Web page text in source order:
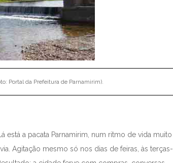
Portal da Prefeitura de Parnamirim).
está a pacata Parnamirim, num ritmo de vida muito
Agitação mesmo só nos dias de feiras, às terças-